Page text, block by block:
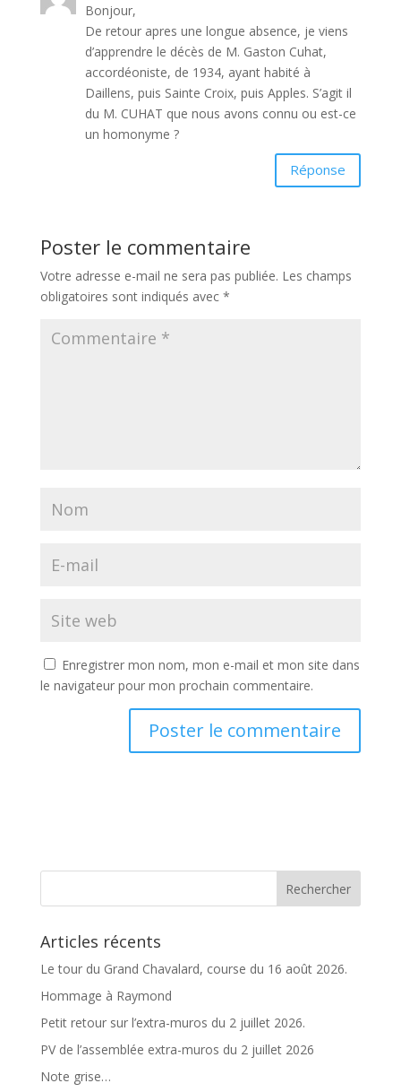
Bonjour,
De retour apres une longue absence, je viens
d’apprendre le décès de M. Gaston Cuhat,
accordéoniste, de 1934, ayant habité à
Daillens, puis Sainte Croix, puis Apples. S’agit il
du M. CUHAT que nous avons connu ou est-ce
un homonyme ?
Réponse
Poster le commentaire
Votre adresse e-mail ne sera pas publiée. Les champs
obligatoires sont indiqués avec *
Enregistrer mon nom, mon e-mail et mon site dans
le navigateur pour mon prochain commentaire.
i
v
:
Articles récents
Le tour du Grand Chavalard, course du 16 août 2026.
Hommage à Raymond
Petit retour sur l’extra-muros du 2 juillet 2026.
PV de l’assemblée extra-muros du 2 juillet 2026
Note grise…